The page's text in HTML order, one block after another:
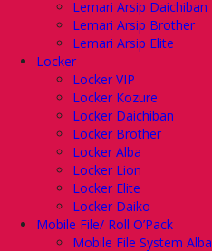
Lemari Arsip Daichiban
Lemari Arsip Brother
Lemari Arsip Elite
Locker
Locker VIP
Locker Kozure
Locker Daichiban
Locker Brother
Locker Alba
Locker Lion
Locker Elite
Locker Daiko
Mobile File/ Roll O’Pack
Mobile File System Alba